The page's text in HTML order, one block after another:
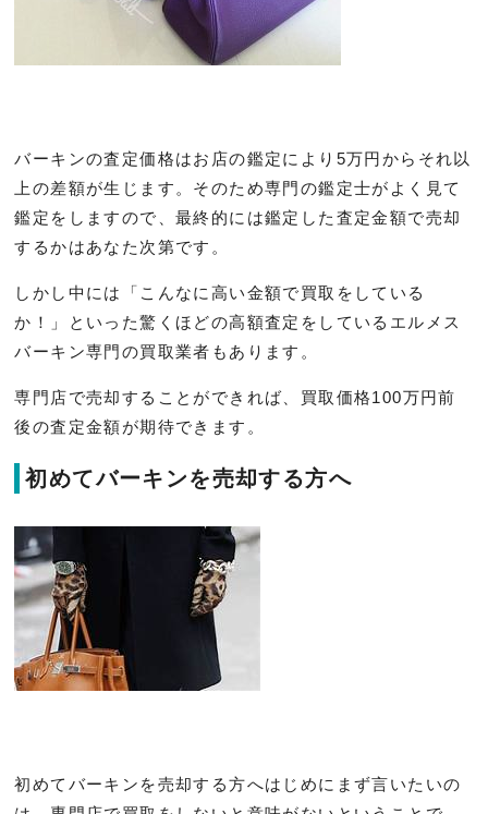
バーキンの査定価格はお店の鑑定により5万円からそれ以
上の差額が生じます。そのため専門の鑑定士がよく見て
鑑定をしますので、最終的には鑑定した査定金額で売却
するかはあなた次第です。
しかし中には「こんなに高い金額で買取をしている
か！」といった驚くほどの高額査定をしているエルメス
バーキン専門の買取業者もあります。
専門店で売却することができれば、買取価格100万円前
後の査定金額が期待できます。
初めてバーキンを売却する方へ
初めてバーキンを売却する方へはじめにまず言いたいの